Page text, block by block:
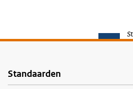
Voet
Standaarden